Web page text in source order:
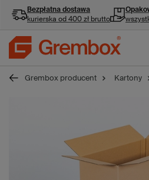
Bezpłatna dostawa
kurierska od 400 zł brutto
Grembox producent Kartony